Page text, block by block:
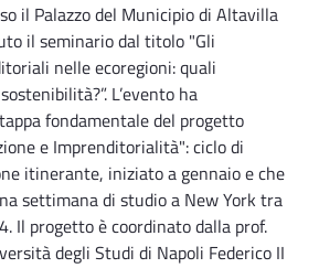
il Palazzo del Municipio di Altavilla
il seminario dal titolo "Gli
nelle ecoregioni: quali
L’evento ha
fondamentale del progetto
e Imprenditorialità": ciclo di
itinerante, iniziato a gennaio e che
settimana di studio a New York tra
Il progetto è coordinato dalla prof.
degli Studi di Napoli Federico II